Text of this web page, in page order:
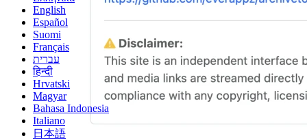
English
Español
Suomi
Français
עברית
हिन्दी
Hrvatski
Magyar
Bahasa Indonesia
Italiano
日本語